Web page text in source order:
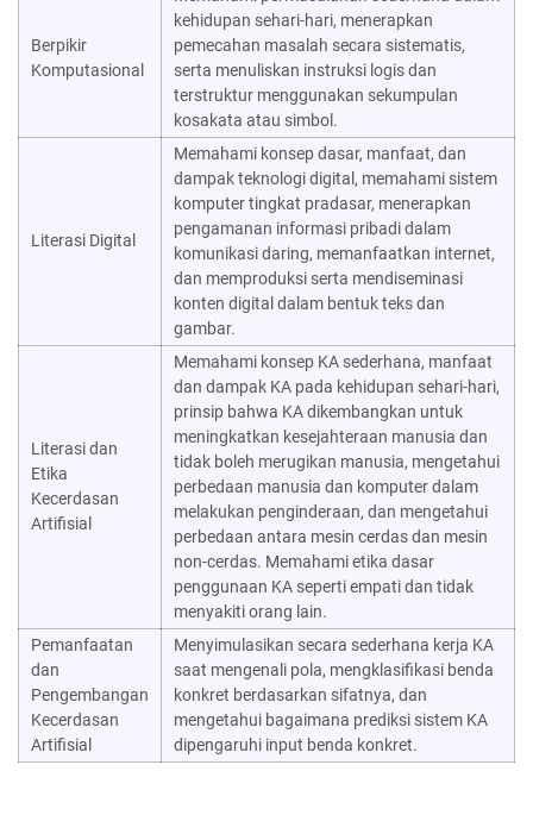
Berpikir
Komputasional
kehidupan sehari-hari, menerapkan
pemecahan masalah secara sistematis,
serta menuliskan instruksi logis dan
terstruktur menggunakan sekumpulan
kosakata atau simbol.
Literasi Digital
Memahami konsep dasar, manfaat, dan
dampak teknologi digital, memahami sistem
komputer tingkat pradasar, menerapkan
pengamanan informasi pribadi dalam
komunikasi daring, memanfaatkan internet,
dan memproduksi serta mendiseminasi
konten digital dalam bentuk teks dan
gambar.
Literasi dan
Etika
Kecerdasan
Artifisial
Memahami konsep KA sederhana, manfaat
dan dampak KA pada kehidupan sehari-hari,
prinsip bahwa KA dikembangkan untuk
meningkatkan kesejahteraan manusia dan
tidak boleh merugikan manusia, mengetahui
perbedaan manusia dan komputer dalam
melakukan penginderaan, dan mengetahui
perbedaan antara mesin cerdas dan mesin
non-cerdas. Memahami etika dasar
penggunaan KA seperti empati dan tidak
menyakiti orang lain.
Pemanfaatan
dan
Pengembangan
Kecerdasan
Artifisial
Menyimulasikan secara sederhana kerja KA
saat mengenali pola, mengklasifikasi benda
konkret berdasarkan sifatnya, dan
mengetahui bagaimana prediksi sistem KA
dipengaruhi input benda konkret.